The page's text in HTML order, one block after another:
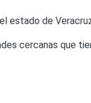
estado de
cercanas que